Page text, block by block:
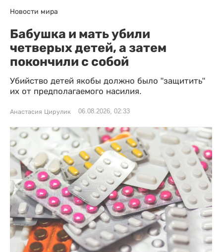
Новости мира
Бабушка и мать убили
четверых детей, а затем
покончили с собой
Убийство детей якобы должно было "защитить"
их от предполагаемого насилия.
Анастасия Цирулик 06.08.2026, 02:33